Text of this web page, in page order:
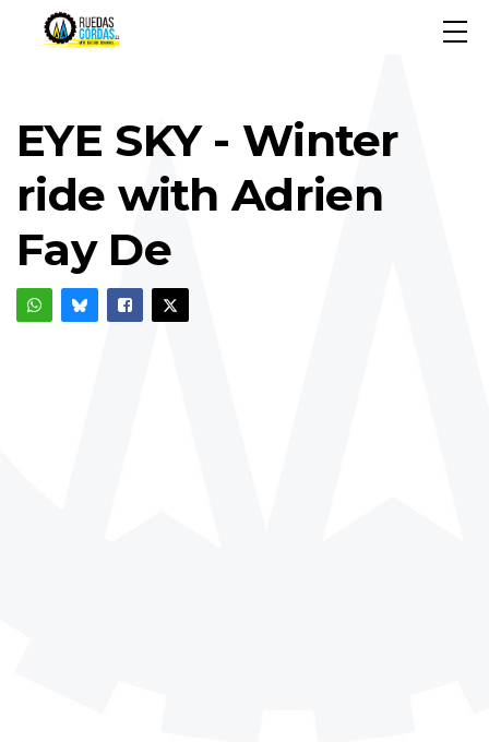
EYE SKY - Winter
ride with Adrien
Fay De